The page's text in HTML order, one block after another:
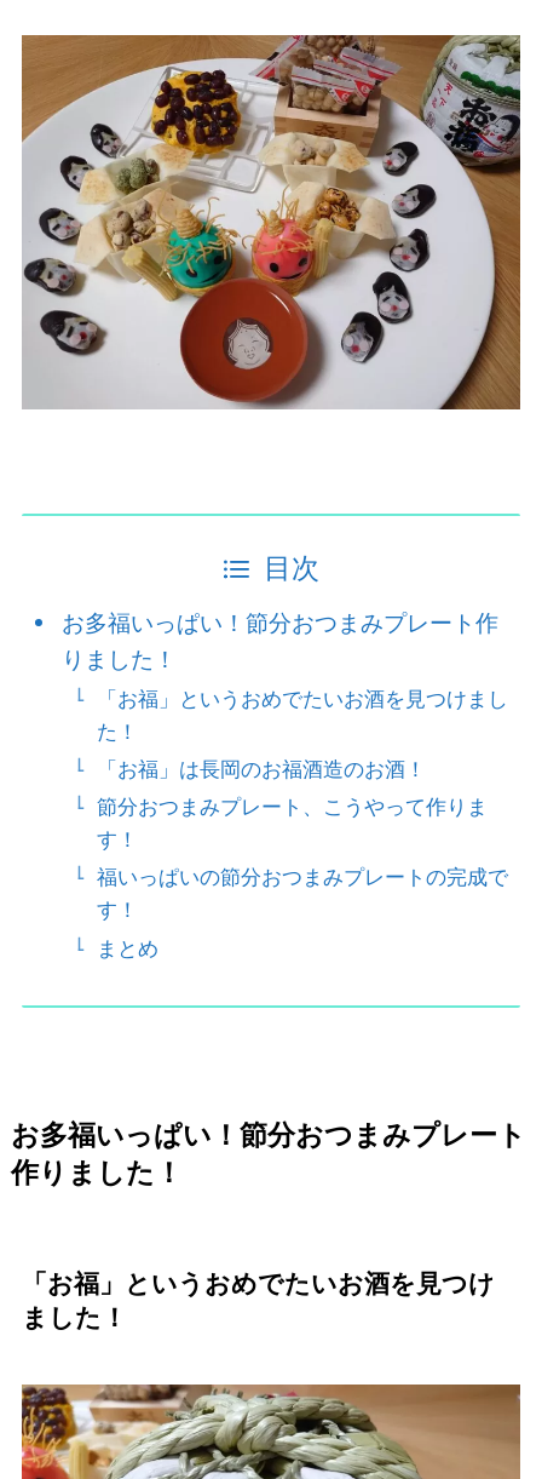
目次
お多福いっぱい！節分おつまみプレート作
りました！
「お福」というおめでたいお酒を見つけまし
た！
「お福」は長岡のお福酒造のお酒！
節分おつまみプレート、こうやって作りま
す！
福いっぱいの節分おつまみプレートの完成で
す！
まとめ
お多福いっぱい！節分おつまみプレート
作りました！
「お福」というおめでたいお酒を見つけ
ました！